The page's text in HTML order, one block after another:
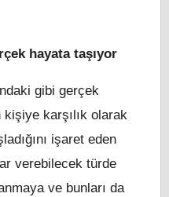
hayata taşıyor
gibi gerçek
karşılık olarak
işaret eden
verebilecek türde
ve bunları da